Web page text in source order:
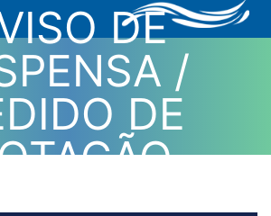
DE
/
DE